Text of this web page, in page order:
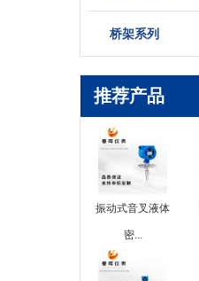
桥架系列
推荐产品
振动式音叉液体
密...